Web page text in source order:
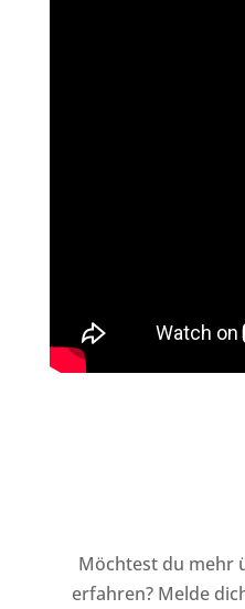
Möchtest du mehr
erfahren? Melde